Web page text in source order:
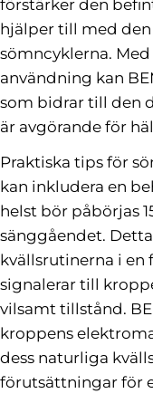
förstärker den
hjälper till med
sömncyklerna.
användning kan
som bidrar till den
är avgörande för
Praktiska tips för
kan inkludera en
helst bör påbörjas
sänggåendet.
kvällsrutinerna i en
signalerar till
vilsamt tillstånd.
kroppens
dess naturliga
förutsättningar för